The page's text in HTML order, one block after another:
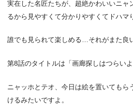
実在した名匠たちが、超絶かわいいニャ
るから見やすくて分かりやすくてドハマ
誰でも見られて楽しめる…それがまた良
第8話のタイトルは「画廊探しはつらいよ
ニャッホとテオ、今日は絵を置いてもら
けるみたいですよ。